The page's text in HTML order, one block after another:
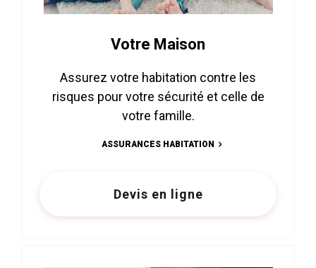
Votre Maison
Assurez votre habitation contre les
risques pour votre sécurité et celle de
votre famille.
ASSURANCES HABITATION
Devis en ligne